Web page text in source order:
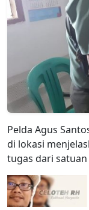
Pelda Agus
di lokasi
tugas dari